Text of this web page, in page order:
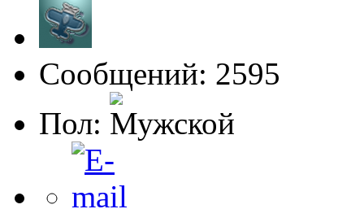
Сообщений: 2595
Пол: